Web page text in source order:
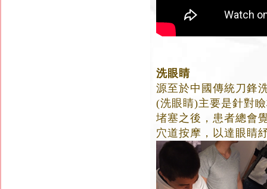
洗眼睛
源至於中國傳統刀鋒
(洗眼睛)主要是針對
堵塞之後，患者總會
穴道按摩，以達眼睛